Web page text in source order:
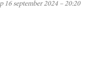
16 september 2024 – 20:20